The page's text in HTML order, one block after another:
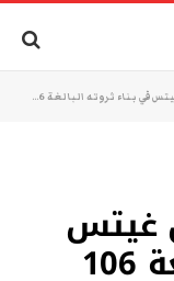
غيتس
في بناء ثروته البالغة 106